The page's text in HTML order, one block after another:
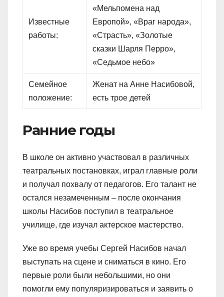
Известные
работы:
«Мельпомена над
Европой», «Враг народа»,
«Страсть», «Золотые
сказки Шарля Перро»,
«Седьмое небо»
Семейное
положение:
Женат на Анне Насибовой,
есть трое детей
Ранние годы
В школе он активно участвовал в различных
театральных постановках, играл главные роли
и получал похвалу от педагогов. Его талант не
остался незамеченным – после окончания
школы Насибов поступил в театральное
училище, где изучал актерское мастерство.
Уже во время учебы Сергей Насибов начал
выступать на сцене и сниматься в кино. Его
первые роли были небольшими, но они
помогли ему популяризироваться и заявить о